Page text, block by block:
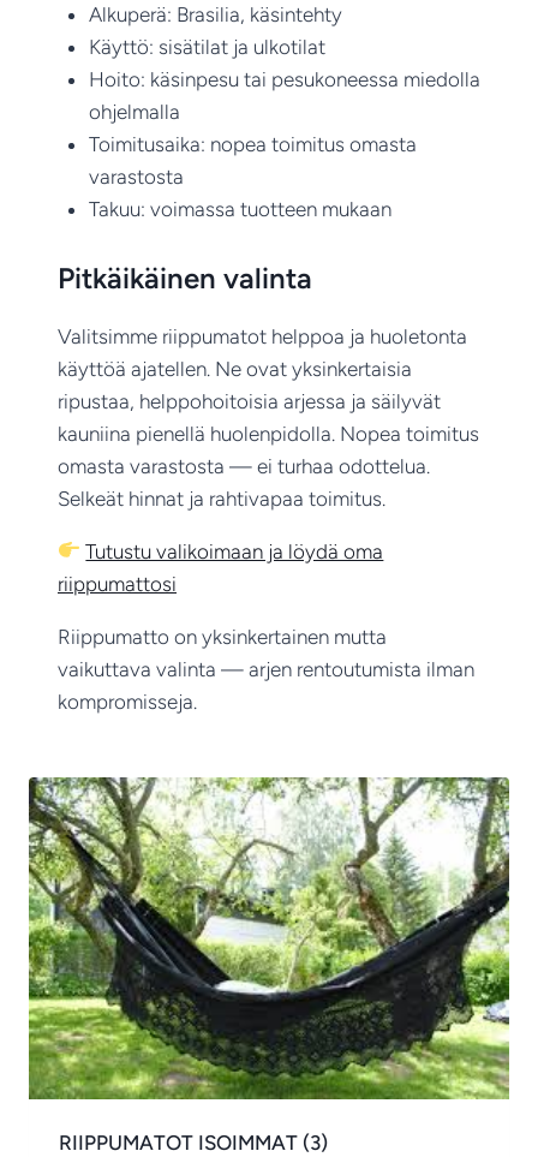
Alkuperä: Brasilia, käsintehty
Käyttö: sisätilat ja ulkotilat
Hoito: käsinpesu tai pesukoneessa miedolla
ohjelmalla
Toimitusaika: nopea toimitus omasta
varastosta
Takuu: voimassa tuotteen mukaan
Pitkäikäinen valinta
Valitsimme riippumatot helppoa ja huoletonta
käyttöä ajatellen. Ne ovat yksinkertaisia
ripustaa, helppohoitoisia arjessa ja säilyvät
kauniina pienellä huolenpidolla. Nopea toimitus
omasta varastosta — ei turhaa odottelua.
Selkeät hinnat ja rahtivapaa toimitus.
Tutustu valikoimaan ja löydä oma
riippumattosi
Riippumatto on yksinkertainen mutta
vaikuttava valinta — arjen rentoutumista ilman
kompromisseja.
RIIPPUMATOT ISOIMMAT (3)